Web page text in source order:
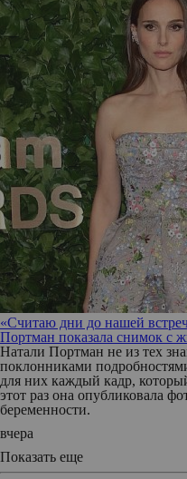
«Считаю дни до нашей
Портман показала снимок с
Натали Портман не из тех
поклонниками
для них каждый кадр,
этот раз она опубликовала
беременности.
вчера
Показать еще